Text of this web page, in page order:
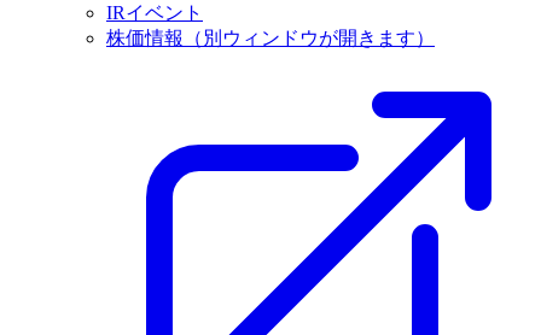
IRイベント
株価情報
（別ウィンドウが開きます）